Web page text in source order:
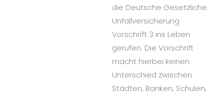
die Deutsche Gesetzliche
Unfallversicherung
Vorschrift 3 ins Leben
gerufen. Die Vorschrift
macht hierbei keinen
Unterschied zwischen
Städten, Banken, Schulen,